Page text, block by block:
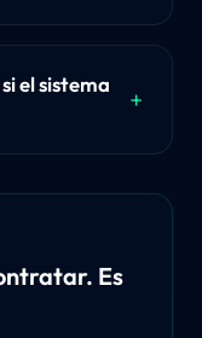
el sistema
Es